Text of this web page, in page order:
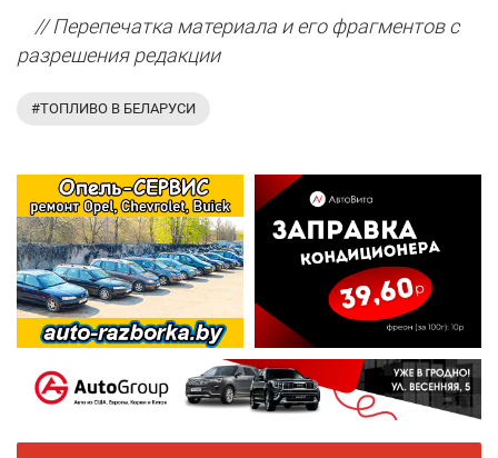
// Перепечатка материала и его фрагментов с
разрешения редакции
#ТОПЛИВО В БЕЛАРУСИ